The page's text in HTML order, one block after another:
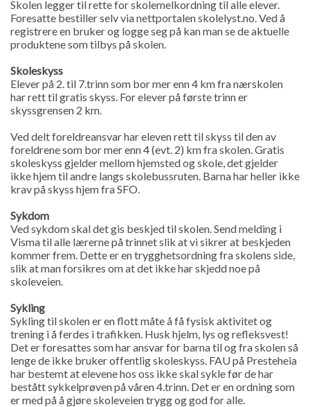
Skolen legger til rette for skolemelkordning til alle elever.
Foresatte bestiller selv via nettportalen skolelyst.no. Ved å
registrere en bruker og logge seg på kan man se de aktuelle
produktene som tilbys på skolen.
Skoleskyss
Elever på 2. til 7.trinn som bor mer enn 4 km fra nærskolen
har rett til gratis skyss. For elever på første trinn er
skyssgrensen 2 km.
Ved delt foreldreansvar har eleven rett til skyss til den av
foreldrene som bor mer enn 4 (evt. 2) km fra skolen. Gratis
skoleskyss gjelder mellom hjemsted og skole, det gjelder
ikke hjem til andre langs skolebussruten. Barna har heller ikke
krav på skyss hjem fra SFO.
Sykdom
Ved sykdom skal det gis beskjed til skolen. Send melding i
Visma til alle lærerne på trinnet slik at vi sikrer at beskjeden
kommer frem. Dette er en trygghetsordning fra skolens side,
slik at man forsikres om at det ikke har skjedd noe på
skoleveien.
Sykling
Sykling til skolen er en flott måte å få fysisk aktivitet og
trening i å ferdes i trafikken. Husk hjelm, lys og refleksvest!
Det er foresattes som har ansvar for barna til og fra skolen så
lenge de ikke bruker offentlig skoleskyss. FAU på Presteheia
har bestemt at elevene hos oss ikke skal sykle før de har
bestått sykkelprøven på våren 4.trinn. Det er en ordning som
er med på å gjøre skoleveien trygg og god for alle.